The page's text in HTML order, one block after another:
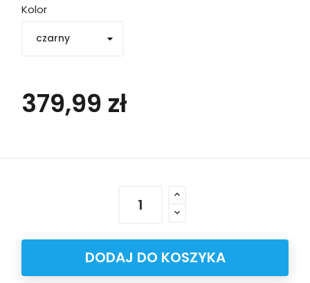
Kolor
379,99 zł
DODAJ DO KOSZYKA